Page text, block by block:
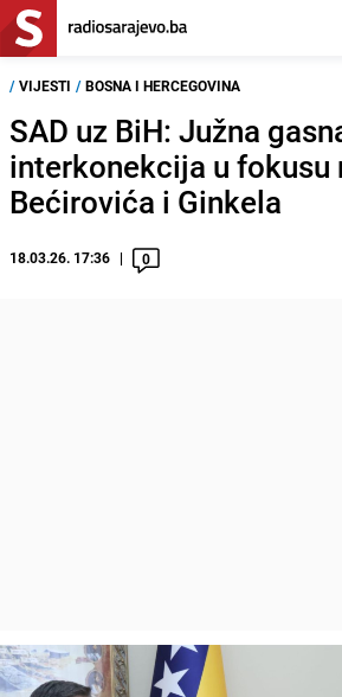
/ VIJESTI / BOSNA I HERCEGOVINA
SAD uz BiH: Južna
interkonekcija u fokusu
Bećirovića i Ginkela
18.03.26. 17:36 0